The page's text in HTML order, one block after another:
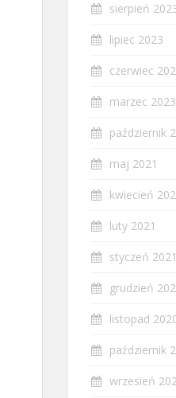
sierpień
lipiec 2023
czerwiec
marzec 2023
październik
maj 2021
kwiecień
luty 2021
styczeń 2021
grudzień
listopad
październik
wrzesień